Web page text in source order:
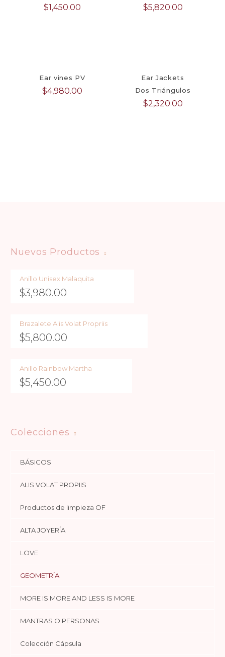
$1,450.00 $5,820.00
Ear vines PV
$4,980.00
Ear Jackets
Dos Triángulos
$2,320.00
Nuevos Productos
Anillo Unisex Malaquita
$3,980.00
Brazalete Alis Volat Propriis
$5,800.00
Anillo Rainbow Martha
$5,450.00
Colecciones
BÁSICOS
ALIS VOLAT PROPIIS
Productos de limpieza OF
ALTA JOYERÍA
LOVE
GEOMETRÍA
MORE IS MORE AND LESS IS MORE
MANTRAS O PERSONAS
Colección Cápsula